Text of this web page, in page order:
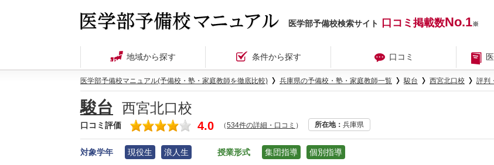
医学部予備校検索サイト 口コミ掲載数No.1※
地域から探す 条件から探す 口コミ
医学部予備校マニュアル(予備校・塾・家庭教師を徹底比較) 兵庫県の予備校・塾・家庭教師一覧 駿台 西宮北口校 評判
駿台 西宮北口校
口コミ評価 4.0 （534件の詳細・口コミ ） 所在地 兵庫県
対象学年 現役生 浪人生 授業形式 集団指導 個別指導